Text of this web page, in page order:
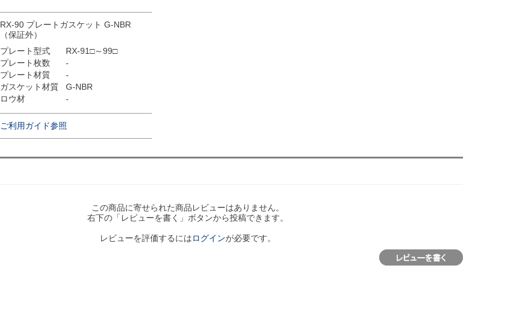
RX-90 プレートガスケット G-NBR
（保証外）
プレート型式
RX-91□～99□
プレート枚数
-
プレート材質
-
ガスケット材質
G-NBR
ロウ材
-
ご利用ガイド参照
この商品に寄せられた商品レビューはありません。
右下の「レビューを書く」ボタンから投稿できます。
レビューを評価するにはログインが必要です。